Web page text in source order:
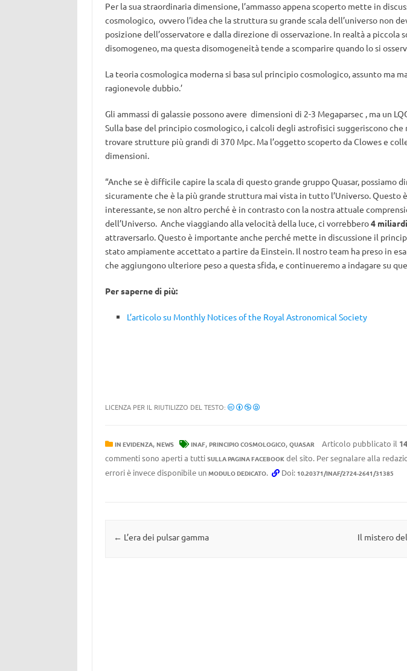
Per la sua straordinaria dimensione, l’ammasso appena scoperto mette in
cosmologico, ovvero l’idea che la struttura su grande scala dell’universo non
posizione dell’osservatore e dalla direzione di osservazione. In realtà a piccola
disomogeneo, ma questa disomogeneità tende a scomparire quando lo si
La teoria cosmologica moderna si basa sul principio cosmologico, assunto ma
ragionevole dubbio.’
Gli ammassi di galassie possono avere dimensioni di 2-3 Megaparsec , ma un
Sulla base del principio cosmologico, i calcoli degli astrofisici suggeriscono che
trovare strutture più grandi di 370 Mpc. Ma l’oggetto scoperto da Clowes e
dimensioni.
“Anche se è difficile capire la scala di questo grande gruppo Quasar, possiamo
sicuramente che è la più grande struttura mai vista in tutto l’Universo. Questo
interessante, se non altro perché è in contrasto con la nostra attuale
dell’Universo. Anche viaggiando alla velocità della luce, ci vorrebbero4
attraversarlo. Questo è importante anche perché mette in discussione il
stato ampiamente accettato a partire da Einstein. Il nostro team ha preso in
che aggiungono ulteriore peso a questa sfida, e continueremo a indagare su
Per saperne di più:
L’articolo su Monthly Notices of the Royal Astronomical Society
LICENZA PER IL RIUTILIZZO DEL TESTO:
IN EVIDENZA, NEWS INAF, PRINCIPIO COSMOLOGICO, QUASAR Articolo pubblicato il
commenti sono aperti a tutti SULLA PAGINA FACEBOOKdel sito. Per segnalare alla
errori è invece disponibile un MODULO DEDICATO. Doi: 10.20371/INAF/2724-2641/31385
Navigazione articolo
← L’era dei pulsar gamma Il mistero